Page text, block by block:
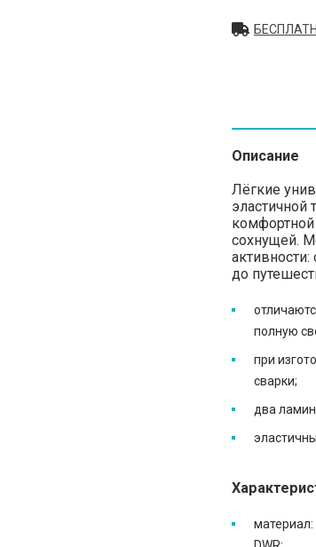
Описание
Лёгкие
эластичной
сохнущей.
до
полную
при
сварки;
два
материал: